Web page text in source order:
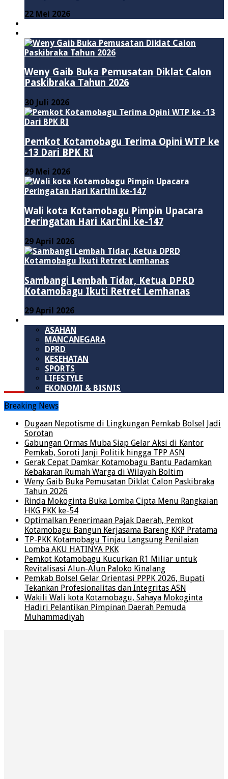
22 Mei 2026
Weny Gaib Buka Pemusatan Diklat Calon
Paskibraka Tahun 2026
30 Juli 2026
Pemkot Kotamobagu Terima Opini WTP ke
-13 Dari BPK RI
29 Mei 2026
Wali kota Kotamobagu Pimpin Upacara
Peringatan Hari Kartini ke-147
29 April 2026
Sambangi Lembah Tidar, Ketua DPRD
Kotamobagu Ikuti Retret Lemhanas
29 April 2026
ASAHAN
MANCANEGARA
DPRD
KESEHATAN
SPORTS
LIFESTYLE
EKONOMI & BISNIS
Breaking News
Dugaan Nepotisme di Lingkungan Pemkab Bolsel Jadi
Sorotan
Gabungan Ormas Muba Siap Gelar Aksi di Kantor
Pemkab, Soroti Janji Politik hingga TPP ASN
Gerak Cepat Damkar Kotamobagu Bantu Padamkan
Kebakaran Rumah Warga di Wilayah Boltim
Weny Gaib Buka Pemusatan Diklat Calon Paskibraka
Tahun 2026
Rinda Mokoginta Buka Lomba Cipta Menu Rangkaian
HKG PKK ke-54
Optimalkan Penerimaan Pajak Daerah, Pemkot
Kotamobagu Bangun Kerjasama Bareng KKP Pratama
TP-PKK Kotamobagu Tinjau Langsung Penilaian
Lomba AKU HATINYA PKK
Pemkot Kotamobagu Kucurkan R1 Miliar untuk
Revitalisasi Alun-Alun Paloko Kinalang
Pemkab Bolsel Gelar Orientasi PPPK 2026, Bupati
Tekankan Profesionalitas dan Integritas ASN
Wakili Wali kota Kotamobagu, Sahaya Mokoginta
Hadiri Pelantikan Pimpinan Daerah Pemuda
Muhammadiyah